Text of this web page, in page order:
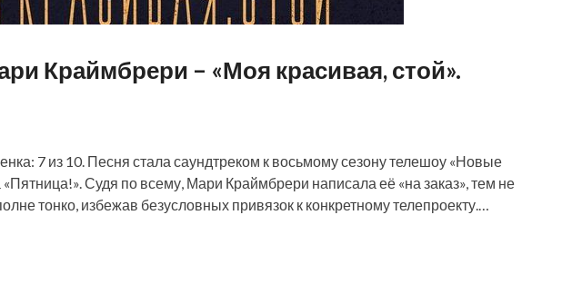
Краймбрери – «Моя красивая, стой».
7 из 10. Песня стала саундтреком к восьмому сезону телешоу «Новые
«Пятница!». Судя по всему, Мари Краймбрери написала её «на заказ», тем не
тонко, избежав безусловных привязок к конкретному телепроекту.…